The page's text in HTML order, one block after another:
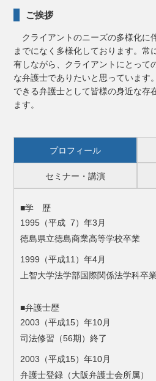
ご挨拶
クライアントのニーズの多様化に
までになく多様化しております。常
有しながら、クライアントにとって
な弁護士でありたいと思っています
できる弁護士として皆様の身近な存
ます。
プロフィール
セミナー・講演
■学 歴
1995（平成 7）年3月
徳島県立徳島商業高等学校卒業
1999（平成11）年4月
上智大学法学部国際関係法学科卒
■弁護士歴
2003（平成15）年10月
司法修習（56期）終了
2003（平成15）年10月
弁護士登録（大阪弁護士会所属）